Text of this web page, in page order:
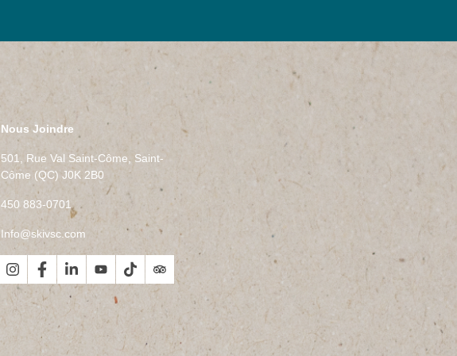
Nous Joindre
501, Rue Val Saint-Côme, Saint-
Côme (QC) J0K 2B0
450 883-0701
Info@skivsc.com